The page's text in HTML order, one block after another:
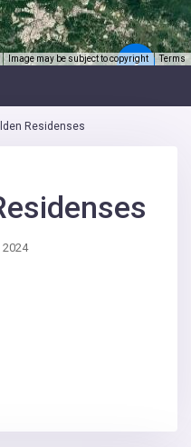
2
Image may be subject to copyright Terms
Residenses
2024